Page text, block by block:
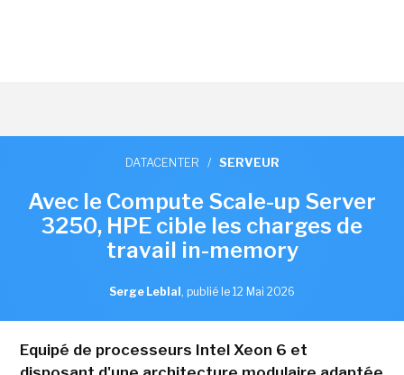
DATACENTER / SERVEUR
Avec le Compute Scale-up Server
3250, HPE cible les charges de
travail in-memory
Serge Leblal , publié le 12 Mai 2026
Equipé de processeurs Intel Xeon 6 et